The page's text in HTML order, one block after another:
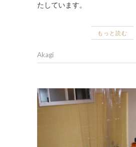
たしています。
もっと読む
Akagi